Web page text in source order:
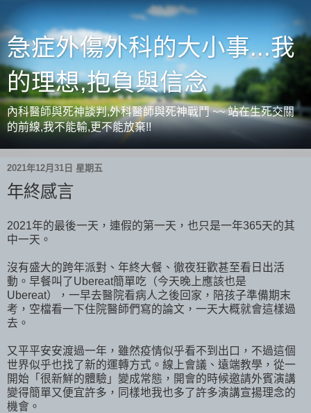
急症外傷外科的大小事...我
的理想,抱負與信念
內科醫師與死神談判,外科醫師與死神戰鬥 ~~ 站在生死交關
的前線,我不能輸,更不能放棄!!
2021年12月31日 星期五
年終感言
2021年的最後一天，連假的第一天，也只是一年365天的其
中一天。
沒有盛大的跨年派對、年終大餐、徹夜狂歡甚至看日出活
動。早餐叫了Ubereat簡單吃（今天晚上應該也是
Ubereat），一早去醫院看病人之後回家，陪孩子準備期末
考，空檔看一下住院醫師們寫的論文，一天大概就會這樣過
去。
又平平安安渡過一年，雖然疫情似乎看不到出口，不過這個
世界似乎也找了新的運轉方式。線上會議、遠端教學，從一
開始「很新鮮的體驗」變成常態，開會的時候邀請外賓演講
變得簡單又便宜許多，同樣地我也多了許多演講宣揚理念的
機會。